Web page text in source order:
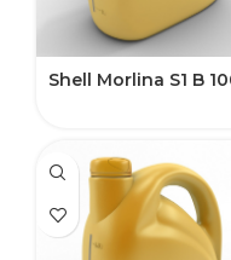
Shell Morlina S1 B